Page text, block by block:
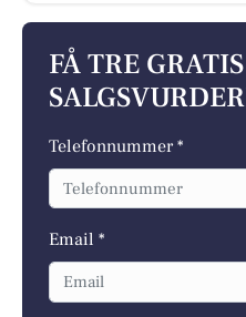
FÅ TRE GRATIS
Telefonnummer *
Email *